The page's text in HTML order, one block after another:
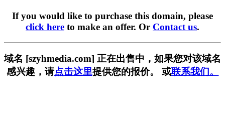
If you would like to purchase this domain, please
click here to make an offer. Or Contact us.
域名 [szyhmedia.com] 正在出售中，如果您对该域名
感兴趣，请点击这里提供您的报价。 或联系我们。